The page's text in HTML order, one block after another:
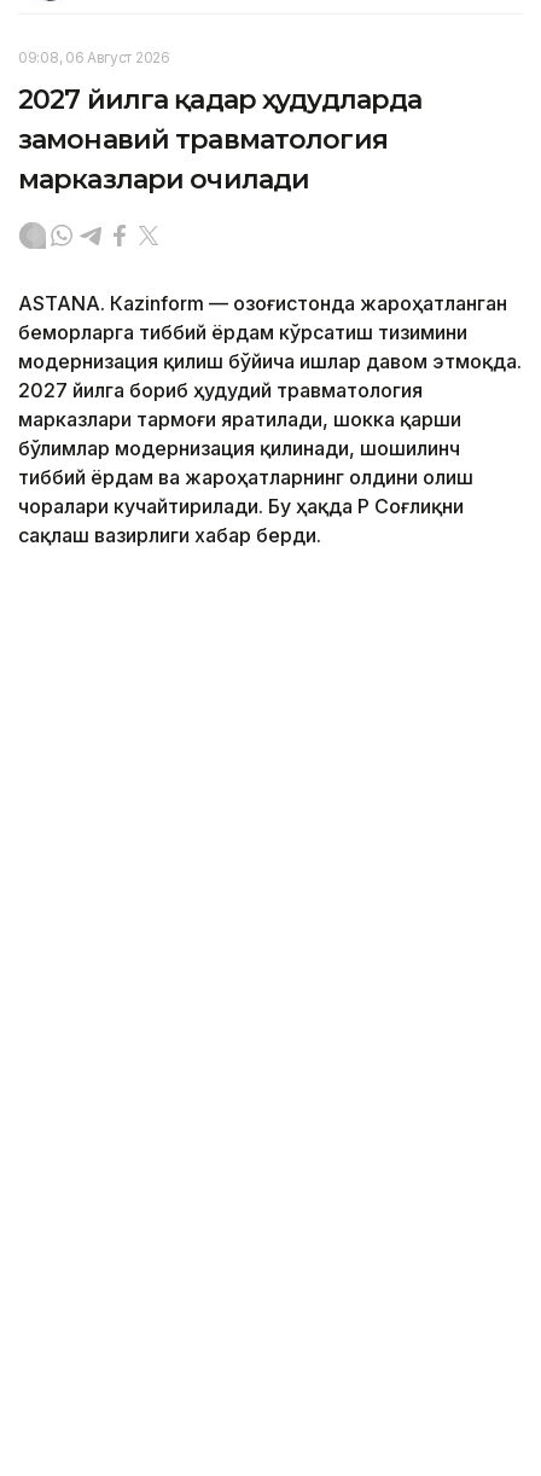
09:08, 06 Август 2026
2027 йилга қадар ҳудудларда
замонавий травматология
марказлари очилади
ASTANА. Кazinform — Қозоғистонда жароҳатланган
беморларга тиббий ёрдам кўрсатиш тизимини
модернизация қилиш бўйича ишлар давом этмоқда.
2027 йилга бориб ҳудудий травматология
марказлари тармоғи яратилади, шокка қарши
бўлимлар модернизация қилинади, шошилинч
тиббий ёрдам ва жароҳатларнинг олдини олиш
чоралари кучайтирилади. Бу ҳақда ҚР Соғлиқни
сақлаш вазирлиги хабар берди.